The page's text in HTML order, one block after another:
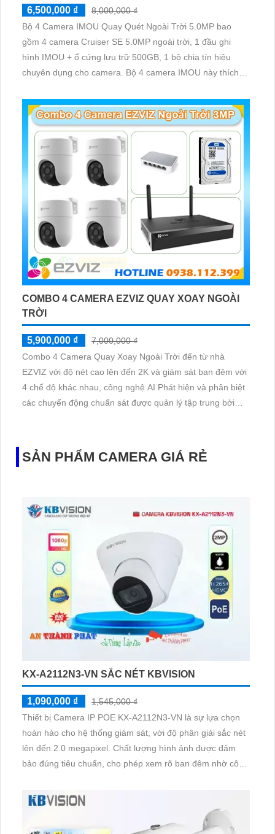
6,500,000 ₫
8,000,000 ₫
Bộ 4 Camera IMOU Quay Quét Ngoài Trời 5.0MP bao
gồm 4 camera Cruiser SE 5.0MP ngoài trời, 1 đầu ghi
hình IMOU + ổ cứng lưu trữ 500GB, 1 bộ chia tín hiệu
chuyên dụng cho camera. Bộ 4 camera IMOU này thích
cần giám sát ngoài trời
COMBO 4 CAMERA EZVIZ QUAY XOAY NGOÀI
TRỜI
5,900,000 ₫
7,000,000 ₫
Combo 4 Camera Quay Xoay Ngoài Trời đến từ nhà
EZVIZ với độ nét cao lên đến 2K và giám sát ban đêm với
4 chế độ khác nhau, công nghệ AI Phát hiện và phân biệt
các chuyển động chuẩn sát được quản lý tập trung bởi
SẢN PHẨM CAMERA GIÁ RẺ
KX-A2112N3-VN SẮC NÉT KBVISION
1,090,000 ₫
1,545,000 ₫
Thiết bị Camera IP POE KX-A2112N3-VN là sự lựa chọn
hoàn hảo cho hệ thống giám sát, với độ phân giải sắc nét
lên đến 2.0 megapixel. Chất lượng hình ảnh được đảm
bảo đúng tiêu chuẩn, cho phép xem rõ ban đêm nhờ công
không ảnh hưởng đến chất lượng